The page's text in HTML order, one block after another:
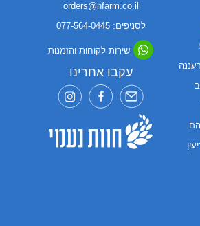
orders@nfarm.co.il
לסניפים: 077-564-0445
שירות לקוחות והזמנות
עקבו אחרינו